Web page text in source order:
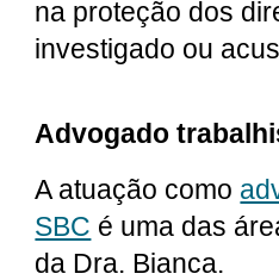
na proteção dos
investigado ou
Advogado
A atuação como
SBC é uma das
da Dra. Bianca.